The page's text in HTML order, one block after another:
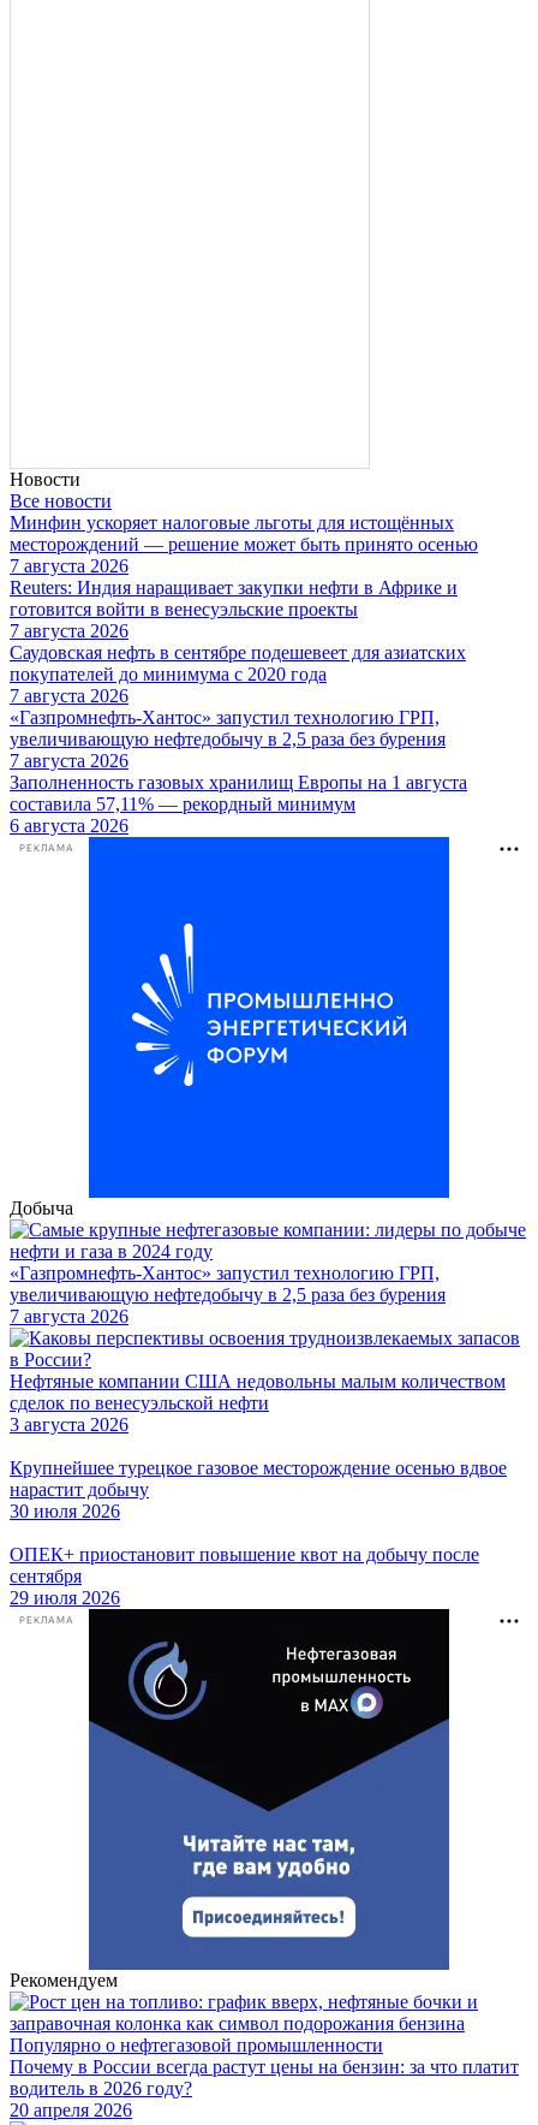
Новости
Все новости
Минфин ускоряет налоговые льготы для истощённых
месторождений — решение может быть принято осенью
7 августа 2026
Reuters: Индия наращивает закупки нефти в Африке и
готовится войти в венесуэльские проекты
7 августа 2026
Саудовская нефть в сентябре подешевеет для азиатских
покупателей до минимума с 2020 года
7 августа 2026
«Газпромнефть-Хантос» запустил технологию ГРП,
увеличивающую нефтедобычу в 2,5 раза без бурения
7 августа 2026
Заполненность газовых хранилищ Европы на 1 августа
составила 57,11% — рекордный минимум
6 августа 2026
РЕКЛАМА
Добыча
«Газпромнефть-Хантос» запустил технологию ГРП,
увеличивающую нефтедобычу в 2,5 раза без бурения
7 августа 2026
Нефтяные компании США недовольны малым количеством
сделок по венесуэльской нефти
3 августа 2026
Крупнейшее турецкое газовое месторождение осенью вдвое
нарастит добычу
30 июля 2026
ОПЕК+ приостановит повышение квот на добычу после
сентября
29 июля 2026
РЕКЛАМА
Рекомендуем
Популярно о нефтегазовой промышленности
Почему в России всегда растут цены на бензин: за что платит
водитель в 2026 году?
20 апреля 2026